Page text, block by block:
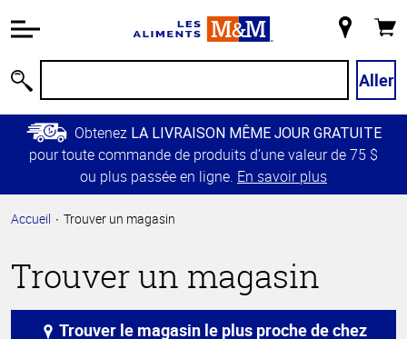
relative à
Passer
contenu
principal
Retour à
principale
magasin
Aller
Obtenez LA LIVRAISON MÊME JOUR GRATUITE
pour toute commande de produits d’une valeur de 75 $
ou plus passée en ligne. En savoir plus
Accueil Trouver un magasin
Trouver un magasin